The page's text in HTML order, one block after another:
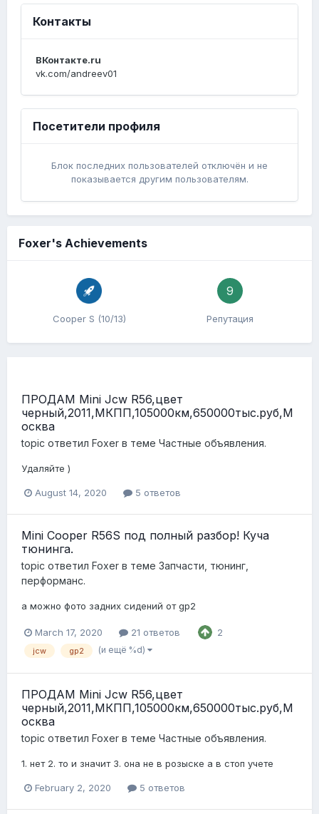
Контакты
ВКонтакте.ru
vk.com/andreev01
Посетители профиля
Блок последних пользователей отключён и не
показывается другим пользователям.
Foxer's Achievements
Cooper S (10/13)
9
Репутация
ПРОДАМ Mini Jcw R56,цвет
черный,2011,МКПП,105000км,650000тыс.руб,М
осква
topic ответил Foxer в теме Частные объявления.
Удаляйте )
August 14, 2020 5 ответов
Mini Cooper R56S под полный разбор! Куча
тюнинга.
topic ответил Foxer в теме Запчасти, тюнинг,
перформанс.
а можно фото задних сидений от gp2
March 17, 2020 21 ответов 2
jcw gp2 (и ещё %d)
ПРОДАМ Mini Jcw R56,цвет
черный,2011,МКПП,105000км,650000тыс.руб,М
осква
topic ответил Foxer в теме Частные объявления.
1. нет 2. то и значит 3. она не в розыске а в стоп учете
February 2, 2020 5 ответов